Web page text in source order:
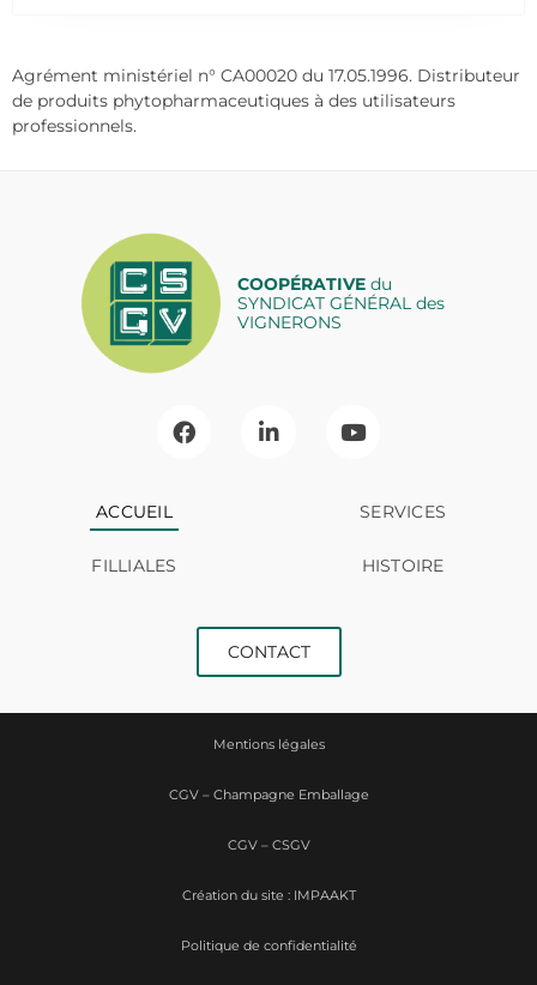
Agrément ministériel n° CA00020 du 17.05.1996. Distributeur
de produits phytopharmaceutiques à des utilisateurs
professionnels.
COOPÉRATIVEdu
SYNDICAT GÉNÉRAL des
VIGNERONS
ACCUEIL SERVICES
FILLIALES HISTOIRE
CONTACT
Mentions légales
CGV – Champagne Emballage
CGV – CSGV
Politique de confidentialité
Création du site : IMPAAKT